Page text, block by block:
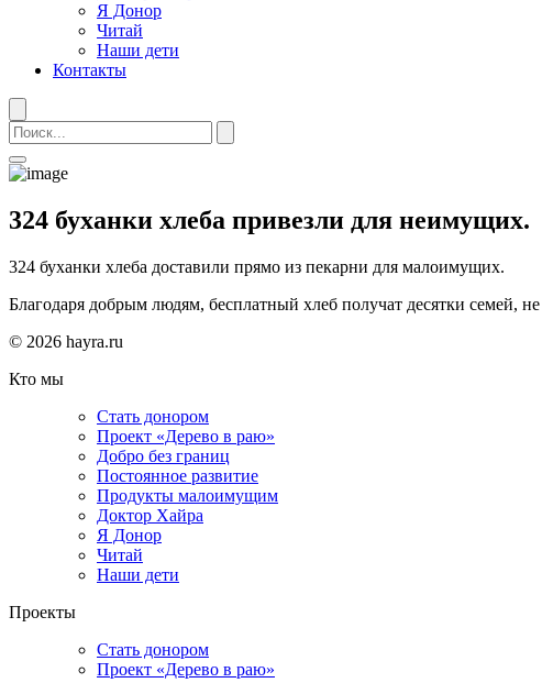
Я Донор
Читай
Наши дети
Контакты
324 буханки хлеба привезли для неимущих.
324 буханки хлеба доставили прямо из пекарни для малоимущих.
Благодаря добрым людям, бесплатный хлеб получат десятки семей,
© 2026 hayra.ru
Кто мы
Стать донором
Проект «Дерево в раю»
Добро без границ
Постоянное развитие
Продукты малоимущим
Доктор Хайра
Я Донор
Читай
Наши дети
Проекты
Стать донором
Проект «Дерево в раю»